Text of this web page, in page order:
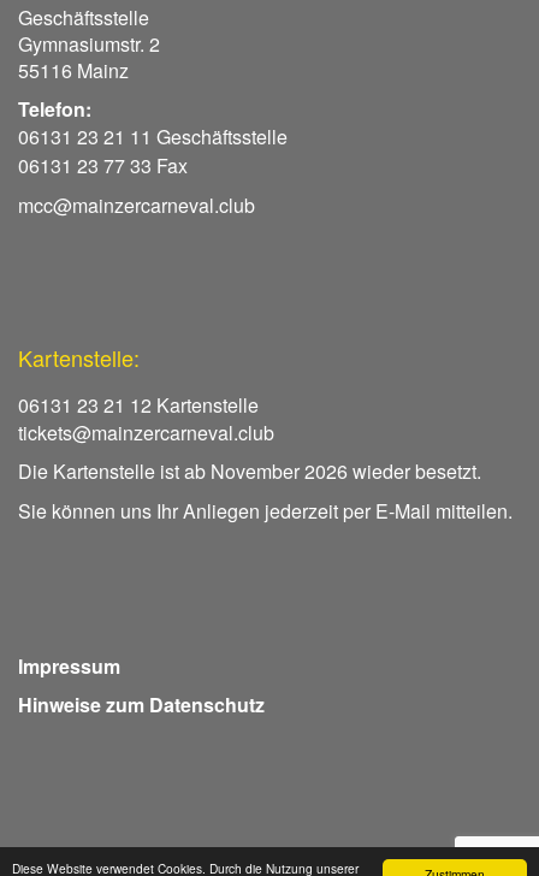
Diese Website verwendet Cookies. Durch die Nutzung unserer
Geschäftsstelle
Gymnasiumstr. 2
55116 Mainz
Telefon:
06131 23 21 11 Geschäftsstelle
06131 23 77 33 Fax
mcc@mainzercarneval.club
Kartenstelle:
06131 23 21 12 Kartenstelle
tickets@mainzercarneval.club
Die Kartenstelle ist ab November 2026 wieder besetzt.
Sie können uns Ihr Anliegen jederzeit per E-Mail mitteilen.
Impressum
Hinweise zum Datenschutz